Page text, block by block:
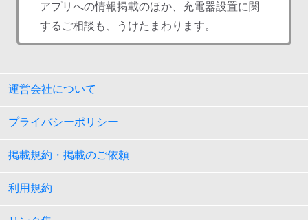
アプリへの情報掲載のほか、充電器設置に関
するご相談も、うけたまわります。
運営会社について
プライバシーポリシー
掲載規約・掲載のご依頼
利用規約